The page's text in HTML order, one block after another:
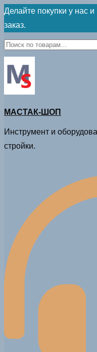
Skip
to
content
Делайте покупки у нас и
заказ.
Искать:
МАСТАК-ШОП
Инструмент и
стройки.